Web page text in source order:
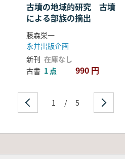
古墳の地域的研究 古墳
による部族の摘出
藤森栄一
永井出版企画
新刊 在庫なし
古書 1 点 990 円
1 / 5